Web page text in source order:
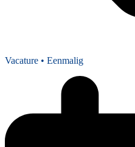
Vacature • Eenmalig